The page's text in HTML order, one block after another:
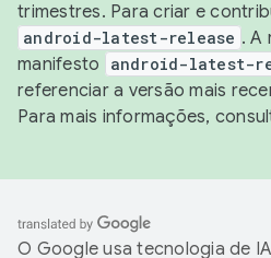
trimestres. Para criar e
android-latest-release . A
manifesto
android-latest-
referenciar a versão mais
Para mais informações,
O Google usa tecnologia de